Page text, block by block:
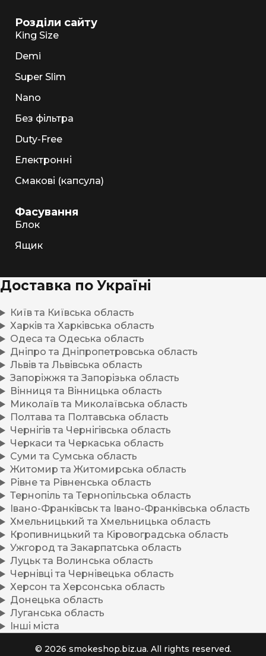
Розділи сайту
King Size
Demi
Super Slim
Nano
Без фільтра
Duty-Free
Електронні
Смакові (капсула)
Фасування
Блок
Ящик
Доставка по Україні
Київ та Київська область
Харків та Харківська область
Одеса та Одеська область
Дніпро та Дніпропетровська область
Львів та Львівська область
Запоріжжя та Запорізька область
Вінниця та Вінницька область
Миколаїв та Миколаївська область
Полтава та Полтавська область
Чернігів та Чернігівська область
Черкаси та Черкаська область
Суми та Сумська область
Житомир та Житомирська область
Рівне та Рівненська область
Тернопіль та Тернопільська область
Івано-Франківськ та Івано-Франківська область
Хмельницький та Хмельницька область
Кропивницький та Кіровоградська область
Ужгород та Закарпатська область
Луцьк та Волинська область
Чернівці та Чернівецька область
Херсон та Херсонська область
Донецька область
Луганська область
Інші міста
© 2026 smokeshop.biz.ua. All rights reserved.